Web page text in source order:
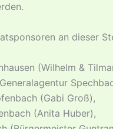
an dieser
(Wilhelm &
(Gabi Groß),
(Anita Huber),